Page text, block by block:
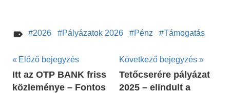
2026 Pályázatok 2026 Pénz Támogatás
Bejegyzés
navigáció
Előző bejegyzés
Itt az OTP BANK friss
közleménye – Fontos
Következő bejegyzés
Tetőcserére pályázat
2025 – elindult a